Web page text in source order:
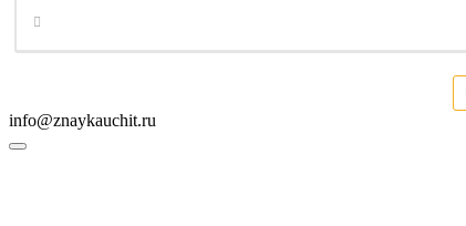
info@znaykauchit.ru